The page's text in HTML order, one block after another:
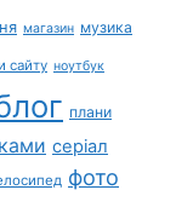
магазин музика
сайту ноутбук
плани
серіал
фото